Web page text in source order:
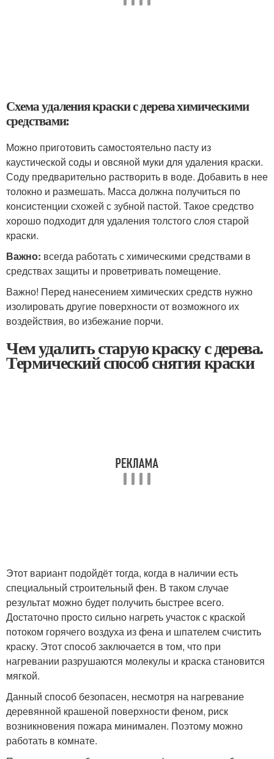
Схема удаления краски с дерева химическими
средствами:
Можно приготовить самостоятельно пасту из
каустической соды и овсяной муки для удаления краски.
Соду предварительно растворить в воде. Добавить в нее
толокно и размешать. Масса должна получиться по
консистенции схожей с зубной пастой. Такое средство
хорошо подходит для удаления толстого слоя старой
краски.
Важно: всегда работать с химическими средствами в
средствах защиты и проветривать помещение.
Важно! Перед нанесением химических средств нужно
изолировать другие поверхности от возможного их
воздействия, во избежание порчи.
Чем удалить старую краску с дерева.
Термический способ снятия краски
Этот вариант подойдёт тогда, когда в наличии есть
специальный строительный фен. В таком случае
результат можно будет получить быстрее всего.
Достаточно просто сильно нагреть участок с краской
потоком горячего воздуха из фена и шпателем счистить
краску. Этот способ заключается в том, что при
нагревании разрушаются молекулы и краска становится
мягкой.
Данный способ безопасен, несмотря на нагревание
деревянной крашеной поверхности феном, риск
возникновения пожара минимален. Поэтому можно
работать в комнате.